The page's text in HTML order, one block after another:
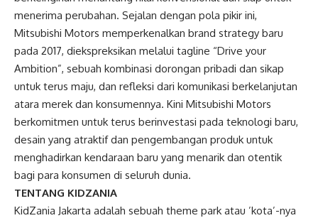
menerima perubahan. Sejalan dengan pola pikir ini,
Mitsubishi Motors memperkenalkan brand strategy baru
pada 2017, diekspreksikan melalui tagline “Drive your
Ambition”, sebuah kombinasi dorongan pribadi dan sikap
untuk terus maju, dan refleksi dari komunikasi berkelanjutan
atara merek dan konsumennya. Kini Mitsubishi Motors
berkomitmen untuk terus berinvestasi pada teknologi baru,
desain yang atraktif dan pengembangan produk untuk
menghadirkan kendaraan baru yang menarik dan otentik
bagi para konsumen di seluruh dunia.
TENTANG KIDZANIA
KidZania Jakarta adalah sebuah theme park atau ’kota’-nya